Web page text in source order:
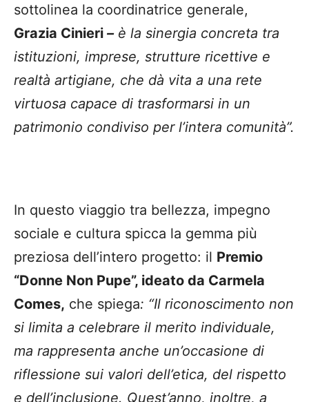
sottolinea la coordinatrice generale,
Grazia Cinieri –è la sinergia concreta tra
istituzioni, imprese, strutture ricettive e
realtà artigiane, che dà vita a una rete
virtuosa capace di trasformarsi in un
patrimonio condiviso per l’intera comunità”.
In questo viaggio tra bellezza, impegno
sociale e cultura spicca la gemma più
preziosa dell’intero progetto: il Premio
“Donne Non Pupe”, ideato da Carmela
Comes, che spiega: “Il riconoscimento non
si limita a celebrare il merito individuale,
ma rappresenta anche un’occasione di
riflessione sui valori dell’etica, del rispetto
e dell’inclusione. Quest’anno, inoltre, a